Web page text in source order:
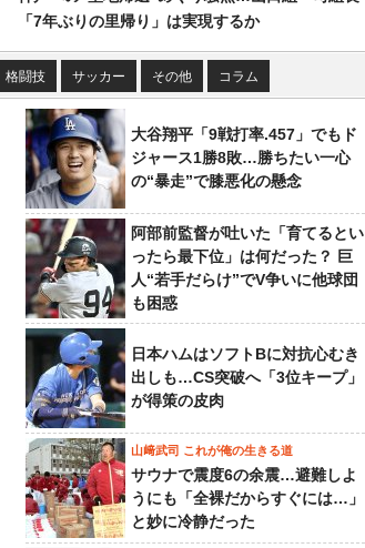
「7年ぶりの里帰り」は実現するか
格闘技 サッカー その他 コラム
大谷翔平「9戦打率.457」でもド
ジャース1勝8敗…勝ちたい一心
の“暴走”で膝悪化の懸念
阿部前監督が吐いた「育てるとい
ったら最下位」は何だった？ 巨
人“若手だらけ”でV争いに他球団
も困惑
日本ハムはソフトBに対抗心むき
出しも…CS突破へ「3位キープ」
が得策の皮肉
山﨑武司 これが俺の生きる道
サウナで震度6の余震…避難しよ
うにも「全裸だからすぐには…」
と妙に冷静だった